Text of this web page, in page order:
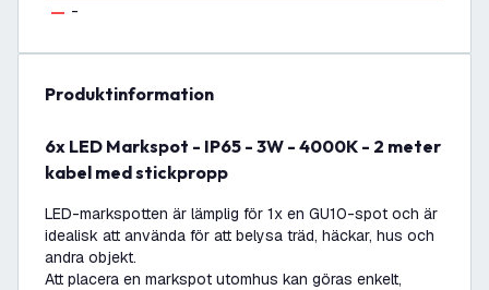
-
produktinformation
6x LED Markspot - IP65 - 3W - 4000K - 2 meter
kabel med stickpropp
LED-markspotten är lämplig för 1x en GU10-spot och är
idealisk att använda för att belysa träd, häckar, hus och
andra objekt.
Att placera en markspot utomhus kan göras enkelt,